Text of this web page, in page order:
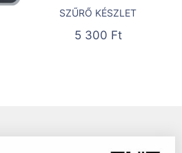
SZŰRŐ KÉSZLET
5 300 Ft